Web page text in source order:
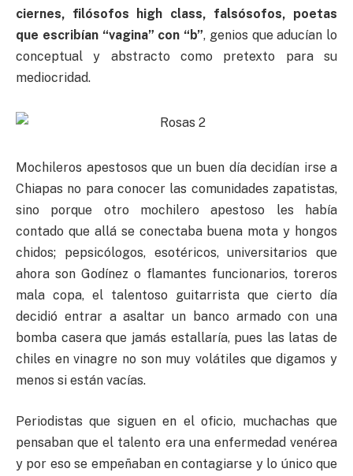
ciernes, filósofos high class, falsósofos, poetas
que escribían “vagina” con “b”, genios que aducían lo
conceptual y abstracto como pretexto para su
mediocridad.
Mochileros apestosos que un buen día decidían irse a
Chiapas no para conocer las comunidades zapatistas,
sino porque otro mochilero apestoso les había
contado que allá se conectaba buena mota y hongos
chidos; pepsicólogos, esotéricos, universitarios que
ahora son Godínez o flamantes funcionarios, toreros
mala copa, el talentoso guitarrista que cierto día
decidió entrar a asaltar un banco armado con una
bomba casera que jamás estallaría, pues las latas de
chiles en vinagre no son muy volátiles que digamos y
menos si están vacías.
Periodistas que siguen en el oficio, muchachas que
pensaban que el talento era una enfermedad venérea
y por eso se empeñaban en contagiarse y lo único que